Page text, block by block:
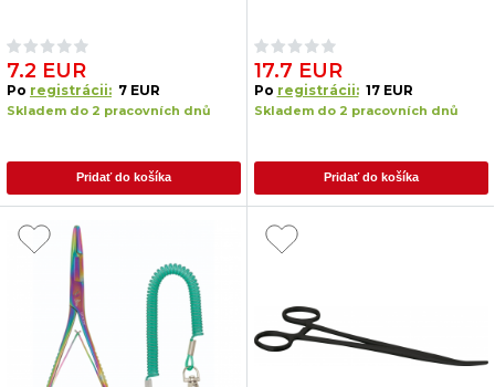
7.2 EUR
Po registrácii: 7 EUR
Skladem do 2 pracovních dnů
Pridať do košíka
17.7 EUR
Po registrácii: 17 EUR
Skladem do 2 pracovních dnů
Pridať do košíka